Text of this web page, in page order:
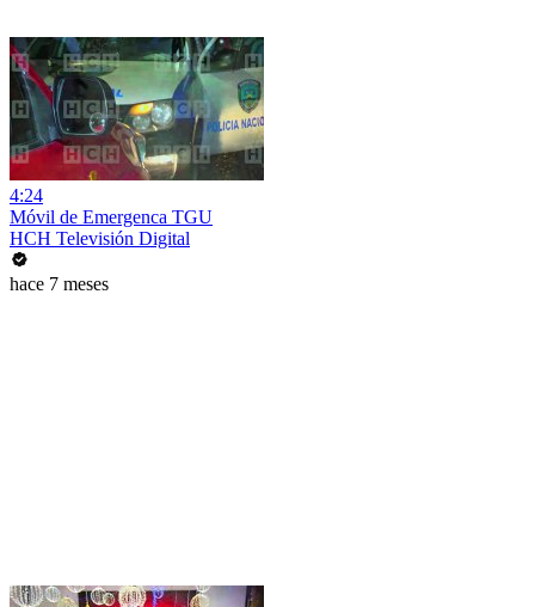
4:24
Móvil de Emergenca TGU
HCH Televisión Digital
hace 7 meses